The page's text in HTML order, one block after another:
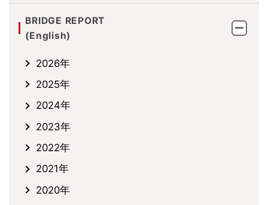
BRIDGE REPORT
(English)
2026年
2025年
2024年
2023年
2022年
2021年
2020年